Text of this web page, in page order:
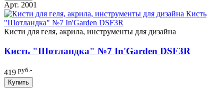
Арт. 2001
Кисти для геля, акрила, инструменты для дизайна
Кисть "Шотландка" №7 In'Garden DSF3R
419 руб.-
Купить